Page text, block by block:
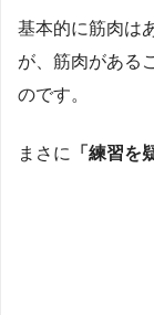
基本的に筋肉は
が、筋肉がある
のです。
まさに 「練習を